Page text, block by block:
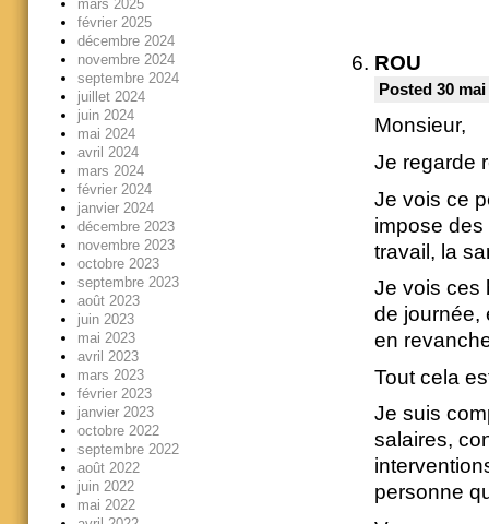
ROU
Posted 30
Monsieur,
Je regarde
Je vois ce
impose des
travail, la
Je vois ces
de journée,
en
Tout cela
Je suis
salaires,
personne
mars 2025
février 2025
décembre 2024
novembre 2024
septembre 2024
juillet 2024
juin 2024
mai 2024
avril 2024
mars 2024
février 2024
janvier 2024
décembre 2023
novembre 2023
octobre 2023
septembre 2023
août 2023
juin 2023
mai 2023
avril 2023
mars 2023
février 2023
janvier 2023
octobre 2022
septembre 2022
août 2022
juin 2022
mai 2022